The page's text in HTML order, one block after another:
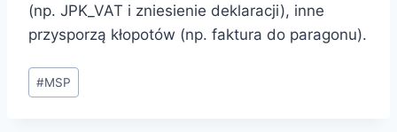
(np. JPK_VAT i zniesienie deklaracji), inne
przysporzą kłopotów (np. faktura do paragonu).
#MSP